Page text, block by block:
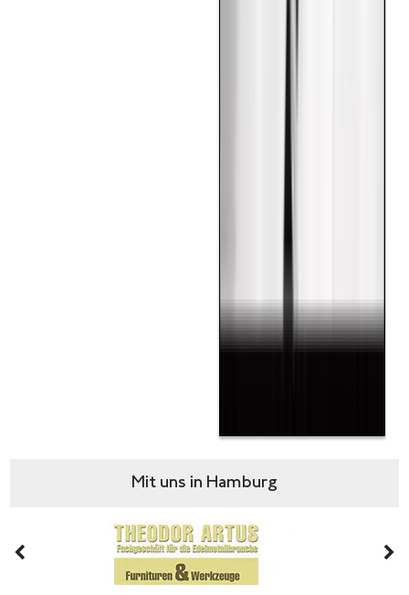
Mit uns in Hamburg